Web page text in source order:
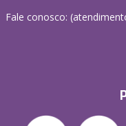
Fale conosco: